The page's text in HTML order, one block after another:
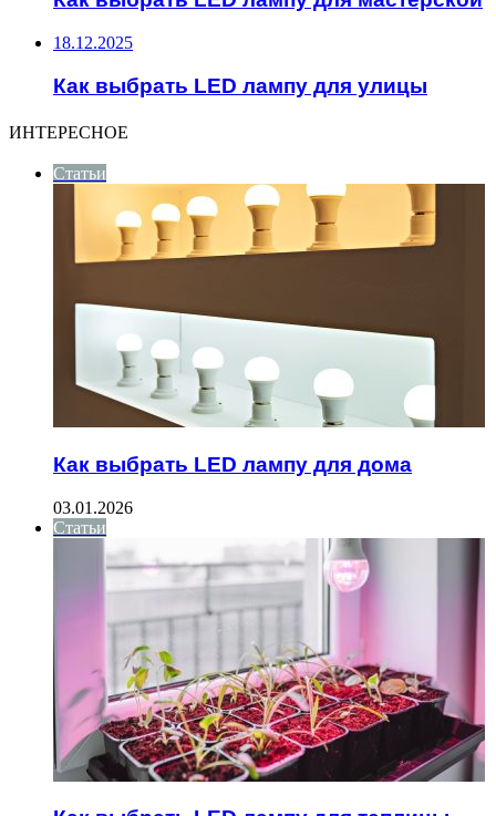
18.12.2025
Как выбрать LED лампу для улицы
ИНТЕРЕСНОЕ
Статьи
Как выбрать LED лампу для дома
03.01.2026
Статьи